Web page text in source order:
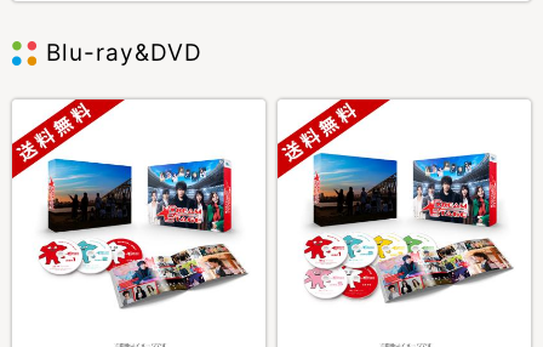
Blu-ray&DVD